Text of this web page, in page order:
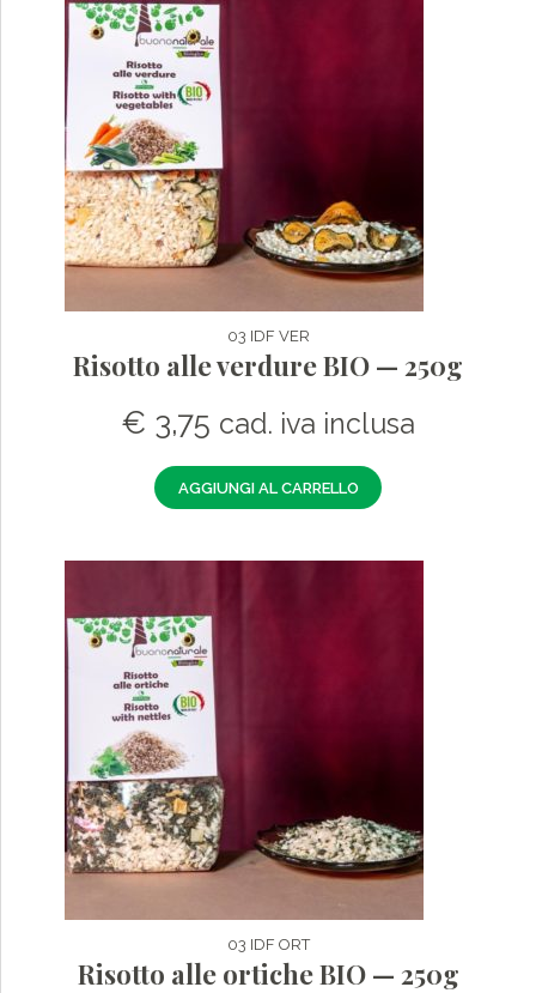
03 IDF VER
Risotto alle verdure BIO — 250g
€ 3,75 cad. iva inclusa
AGGIUNGI AL CARRELLO
03 IDF ORT
Risotto alle ortiche BIO — 250g